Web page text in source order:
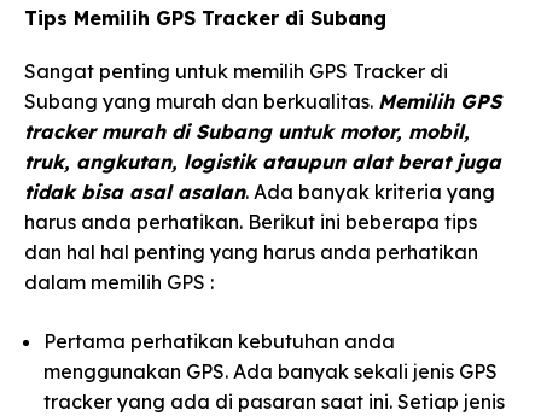
Tips Memilih GPS Tracker di Subang
Sangat penting untuk memilih GPS Tracker di
Subang yang murah dan berkualitas. Memilih GPS
tracker murah di Subang untuk motor, mobil,
truk, angkutan, logistik ataupun alat berat juga
tidak bisa asal asalan. Ada banyak kriteria yang
harus anda perhatikan. Berikut ini beberapa tips
dan hal hal penting yang harus anda perhatikan
dalam memilih GPS :
Pertama perhatikan kebutuhan anda
menggunakan GPS. Ada banyak sekali jenis GPS
tracker yang ada di pasaran saat ini. Setiap jenis